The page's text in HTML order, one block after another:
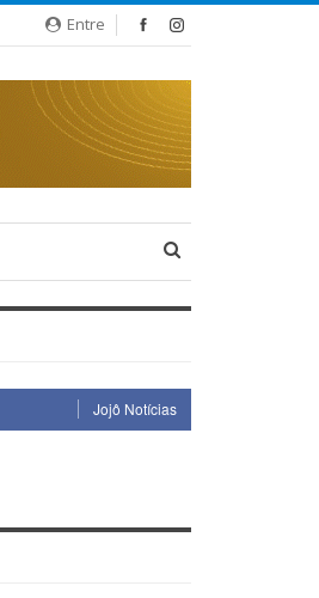
Entre
Jojô Notícias